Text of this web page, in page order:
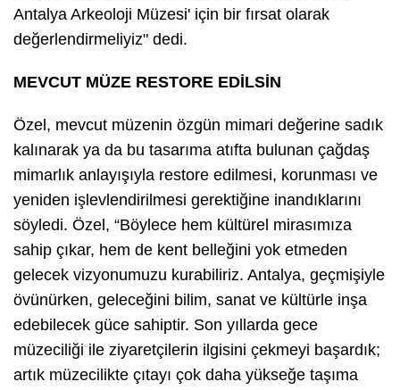
Antalya Arkeoloji Müzesi' için bir fırsat olarak
değerlendirmeliyiz" dedi.
MEVCUT MÜZE RESTORE EDİLSİN
Özel, mevcut müzenin özgün mimari değerine sadık
kalınarak ya da bu tasarıma atıfta bulunan çağdaş
mimarlık anlayışıyla restore edilmesi, korunması ve
yeniden işlevlendirilmesi gerektiğine inandıklarını
söyledi. Özel, “Böylece hem kültürel mirasımıza
sahip çıkar, hem de kent belleğini yok etmeden
gelecek vizyonumuzu kurabiliriz. Antalya, geçmişiyle
övünürken, geleceğini bilim, sanat ve kültürle inşa
edebilecek güce sahiptir. Son yıllarda gece
müzeciliği ile ziyaretçilerin ilgisini çekmeyi başardık;
artık müzecilikte çıtayı çok daha yükseğe taşıma